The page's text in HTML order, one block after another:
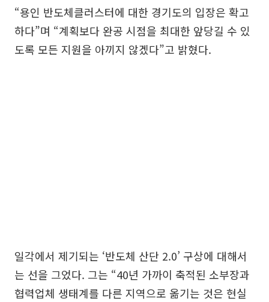
“용인 반도체클러스터에 대한 경기도의 입장은 확고
하다”며 “계획보다 완공 시점을 최대한 앞당길 수 있
도록 모든 지원을 아끼지 않겠다”고 밝혔다.
일각에서 제기되는 ‘반도체 산단 2.0’ 구상에 대해서
는 선을 그었다. 그는 “40년 가까이 축적된 소부장과
협력업체 생태계를 다른 지역으로 옮기는 것은 현실